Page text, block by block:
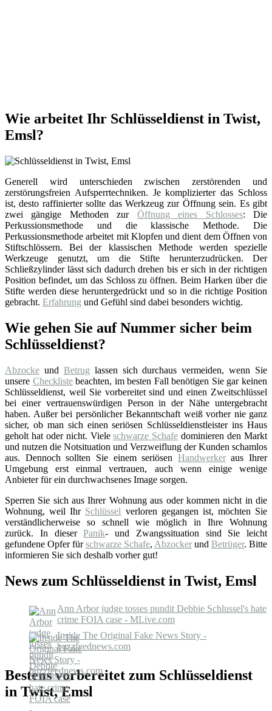
Wie arbeitet Ihr Schlüsseldienst in Twist,
Emsl?
Generell wird unterschieden zwischen zerstörenden und
zerstörungsfreien Aufsperrtechniken. Je komplizierter das Schloss
ist, desto raffinierter sollte das Werkzeug zur Öffnung sein. Es gibt
zwei gängige Methoden zur Öffnung eines Schlosses: Die
Perkussionsmethode und die klassische Methode. Die
Perkussionsmethode arbeitet mit Klopfen und dient dem Öffnen von
Stiftschlössern. Bei der klassischen Methode werden spezielle
Werkzeuge genutzt, um die Stifte herunterzudrücken. Der
Schließzylinder lässt sich dadurch drehen bis er sich in der richtigen
Position befindet, um das Schloss zu öffnen. Beim Harken über die
Stifte werden diese heruntergedrückt und so in die richtige Position
gebracht. Erfahrung und Gefühl sind dabei besonders wichtig.
Wie gehen Sie auf Nummer sicher beim
Schlüsseldienst?
Abzocke und Betrug lassen sich durchaus vermeiden, wenn Sie
unsere Checklistebeachten, im besten Fall benötigen Sie gar keinen
Schlüsseldienst, weil Sie vorbereitet sind und einen Zweitschlüssel
bei einer vertrauenswürdigen Person in der Nähe untergebracht
haben. Außer bei persönlicher Bekanntschaft weiß vorher nie ganz
sicher, ob man sich einen seriösen Schlüsseldienstleister ins Haus
geholt hat oder nicht. Vieleschwarze Schafe dominieren den Markt
und nutzen die Notsituation und Verzweiflung der Kunden schamlos
aus. Dennoch sollten Sie einem seriösen Handwerkeraus Ihrer
Umgebung erst einmal vertrauen, auch wenn einige wenige
Anbieter für ein durchwachsenes Image sorgen.
Sperren Sie sich aus Ihrer Wohnung aus oder kommen nicht in die
Wohnung, weil Ihr Schlüssel verloren gegangen ist, möchten Sie
verständlicherweise so schnell wie möglich in Ihre Wohnung
zurück. In dieserPanik- und Zwangssituation sind Sie leicht
gefundene Opfer fürschwarze Schafe, Abzocker und Betrüger. Bitte
informieren Sie sich deshalb vorher gut!
News zum Schlüsseldienst in Twist, Emsl
Ann Arbor judge tosses pundit Debbie Schlussel's hate
crime FOIA case - MLive.com
Inside The Original Fake News Story -
buzzfeednews.com
Bestens vorbereitet zum Schlüsseldienst
in Twist, Emsl